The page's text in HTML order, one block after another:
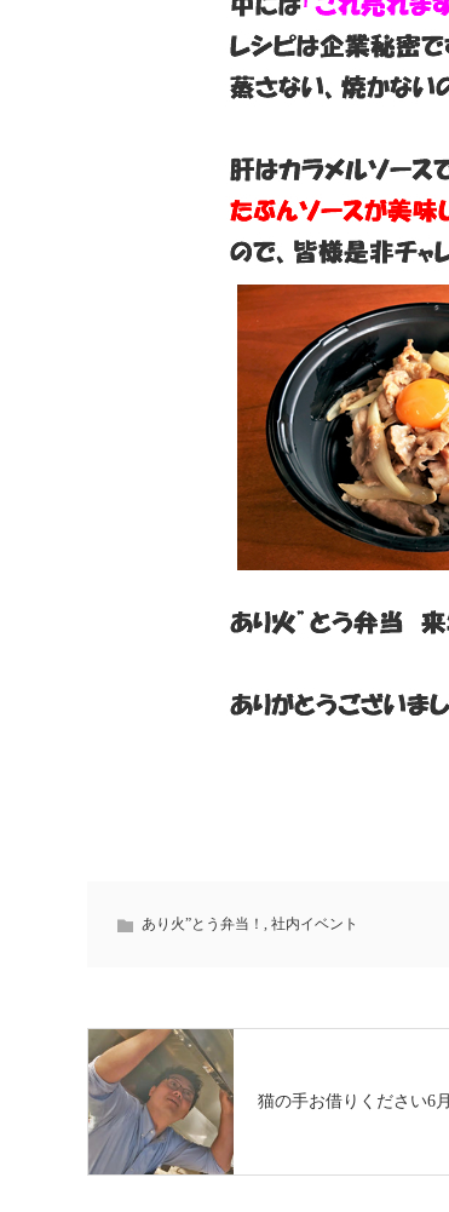
あり火”とう弁当！ , 社内イベント
猫の手お借りください6月